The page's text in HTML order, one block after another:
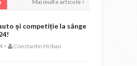
Mai multe articole
și competiție la sânge
- Constantin Hriban